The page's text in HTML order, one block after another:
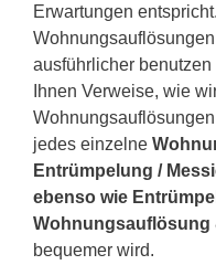
Erwartungen
ausführlicher
Ihnen Verweise, wie
jedes einzelne
Entrümpelung /
ebenso wie
Wohnungsauflösung
bequemer wird.